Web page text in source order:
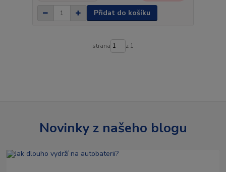
Přidat do košíku
strana z 1
Novinky z našeho blogu